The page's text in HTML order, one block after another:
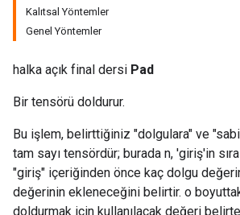
Kalıtsal Yöntemler
Genel Yöntemler
halka açık final dersi Pad
Bir tensörü doldurur.
Bu işlem, belirttiğiniz "dolgulara" ve
tam sayı tensördür; burada n, 'giriş'in
"giriş" içeriğinden önce kaç dolgu
değerinin ekleneceğini belirtir. o
doldurmak için kullanılacak değeri